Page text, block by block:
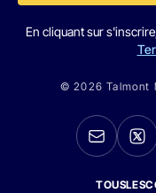
En cliquant sur
© 2026 Talmont